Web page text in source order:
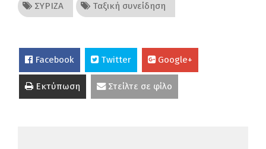
ΣΥΡΙΖΑ Ταξική συνείδηση
Facebook Twitter Google+
Εκτύπωση Στείλτε σε φίλο